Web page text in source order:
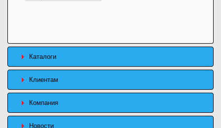
Каталоги
Клиентам
Компания
Новости